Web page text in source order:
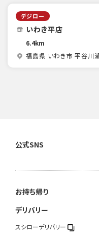
デジロー
いわき平店
6.4km
福島県 いわき市 平谷川
公式SNS
お持ち帰り
デリバリー
スシローデリバリー